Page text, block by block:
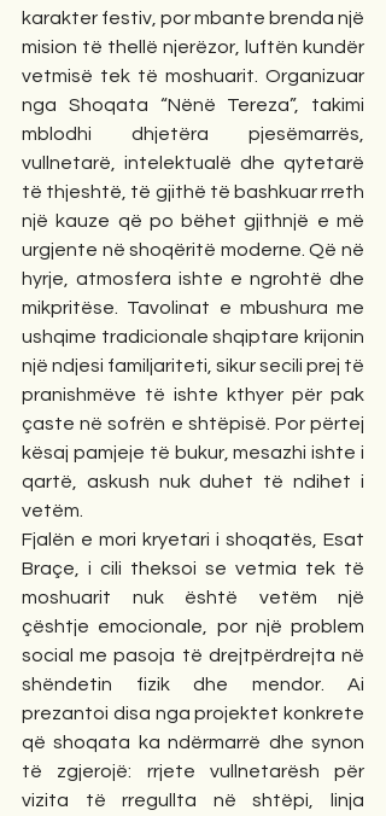
karakter festiv, por mbante brenda një
mision të thellë njerëzor, luftën kundër
vetmisë tek të moshuarit. Organizuar
nga Shoqata “Nënë Tereza”, takimi
mblodhi dhjetëra pjesëmarrës,
vullnetarë, intelektualë dhe qytetarë
të thjeshtë, të gjithë të bashkuar rreth
një kauze që po bëhet gjithnjë e më
urgjente në shoqëritë moderne. Që në
hyrje, atmosfera ishte e ngrohtë dhe
mikpritëse. Tavolinat e mbushura me
ushqime tradicionale shqiptare krijonin
një ndjesi familjariteti, sikur secili prej të
pranishmëve të ishte kthyer për pak
çaste në sofrën e shtëpisë. Por përtej
kësaj pamjeje të bukur, mesazhi ishte i
qartë, askush nuk duhet të ndihet i
vetëm.
Fjalën e mori kryetari i shoqatës, Esat
Braçe, i cili theksoi se vetmia tek të
moshuarit nuk është vetëm një
çështje emocionale, por një problem
social me pasoja të drejtpërdrejta në
shëndetin fizik dhe mendor. Ai
prezantoi disa nga projektet konkrete
që shoqata ka ndërmarrë dhe synon
të zgjerojë: rrjete vullnetarësh për
vizita të rregullta në shtëpi, linja